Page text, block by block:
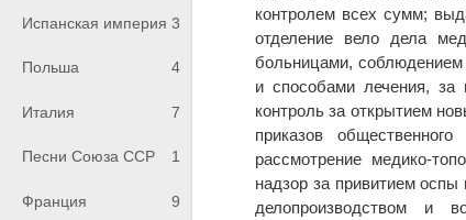
Испанская империя 3
Польша 4
Италия 7
Песни Союза ССР 1
Франция 9
контролем всех сумм;
отделение вело дела
больницами, соблюдением
и способами лечения, за
контроль за открытием
приказов
рассмотрение медико-
надзор за привитием
делопроизводством и